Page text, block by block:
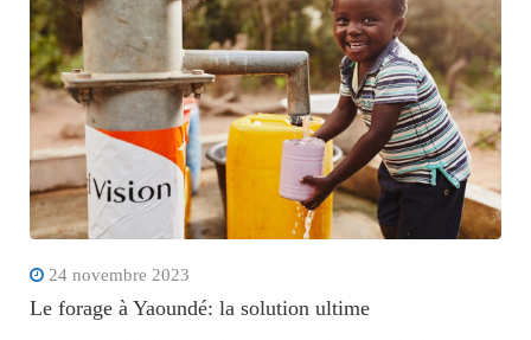
24 novembre 2023
Le forage à Yaoundé: la solution ultime